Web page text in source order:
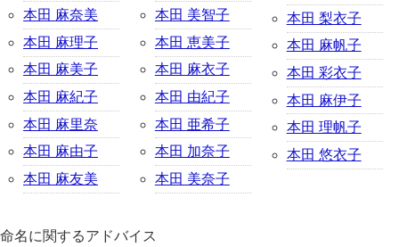
本田 麻奈美
本田 麻理子
本田 麻美子
本田 麻紀子
本田 麻里奈
本田 麻由子
本田 麻友美
本田 美智子
本田 恵美子
本田 麻衣子
本田 由紀子
本田 亜希子
本田 加奈子
本田 美奈子
本田 梨衣子
本田 麻帆子
本田 彩衣子
本田 麻伊子
本田 理帆子
本田 悠衣子
命名に関するアドバイス